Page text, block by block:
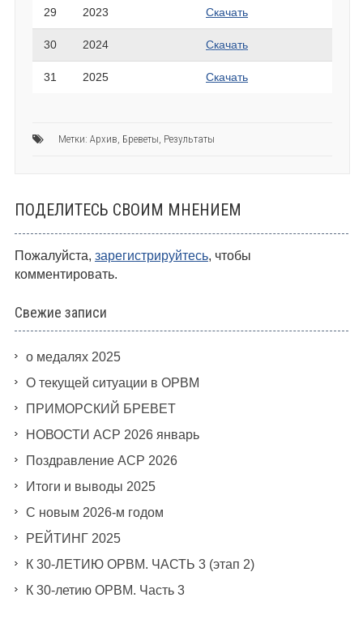
29 2023 Скачать
30 2024 Скачать
31 2025 Скачать
Метки: Архив, Бреветы, Результаты
ПОДЕЛИТЕСЬ СВОИМ МНЕНИЕМ
Пожалуйста, зарегистрируйтесь, чтобы
комментировать.
Свежие записи
о медалях 2025
О текущей ситуации в ОРВМ
ПРИМОРСКИЙ БРЕВЕТ
НОВОСТИ АСР 2026 январь
Поздравление АСР 2026
Итоги и выводы 2025
С новым 2026-м годом
РЕЙТИНГ 2025
К 30-ЛЕТИЮ ОРВМ. ЧАСТЬ 3 (этап 2)
К 30-летию ОРВМ. Часть 3